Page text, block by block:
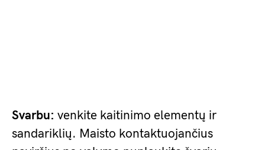
Svarbu: venkite kaitinimo elementų ir
sandariklių. Maisto kontaktuojančius